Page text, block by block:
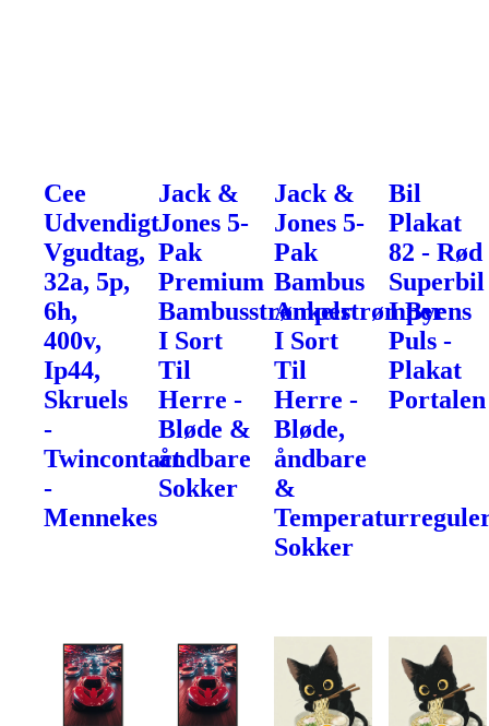
Cee
Udvendigt
Vgudtag,
32a, 5p,
6h,
400v,
Ip44,
Skruels
-
Twincontact
-
Mennekes
Jack &
Jones 5-
Pak
Premium
Bambusstrømper
I Sort
Til
Herre -
Bløde &
åndbare
Sokker
Jack &
Jones 5-
Pak
Bambus
Ankelstrømper
I Sort
Til
Herre -
Bløde,
åndbare
&
Sokker
Bil
Plakat
82 - Rød
Superbil
I Byens
Puls -
Plakat
Portalen